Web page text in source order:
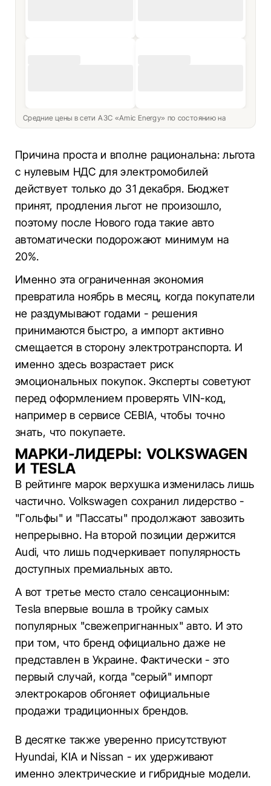
Средние цены в сети АЗС «Amic Energy» по состоянию на
Причина проста и вполне рациональна: льгота
с нулевым НДС для электромобилей
действует только до 31 декабря. Бюджет
принят, продления льгот не произошло,
поэтому после Нового года такие авто
автоматически подорожают минимум на
20%.
Именно эта ограниченная экономия
превратила ноябрь в месяц, когда покупатели
не раздумывают годами - решения
принимаются быстро, а импорт активно
смещается в сторону электротранспорта. И
именно здесь возрастает риск
эмоциональных покупок. Эксперты советуют
перед оформлением проверять VIN-код,
например в сервисе CEBIA, чтобы точно
знать, что покупаете.
МАРКИ-ЛИДЕРЫ: VOLKSWAGEN
И TESLA
В рейтинге марок верхушка изменилась лишь
частично. Volkswagen сохранил лидерство -
"Гольфы" и "Пассаты" продолжают завозить
непрерывно. На второй позиции держится
Audi, что лишь подчеркивает популярность
доступных премиальных авто.
А вот третье место стало сенсационным:
Tesla впервые вошла в тройку самых
популярных "свежепригнанных" авто. И это
при том, что бренд официально даже не
представлен в Украине. Фактически - это
первый случай, когда "серый" импорт
электрокаров обгоняет официальные
продажи традиционных брендов.
В десятке также уверенно присутствуют
Hyundai, KIA и Nissan - их удерживают
именно электрические и гибридные модели.